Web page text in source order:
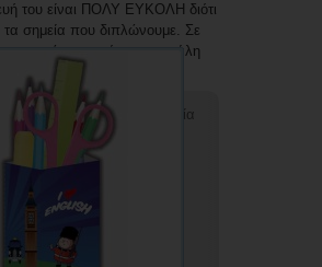
του είναι ΠΟΛΥ ΕΥΚΟΛΗ διότι
τα σημεία που διπλώνουμε. Σε
χαρτόνι για μεγάλη
εκτύπωσης με την επωνυμία